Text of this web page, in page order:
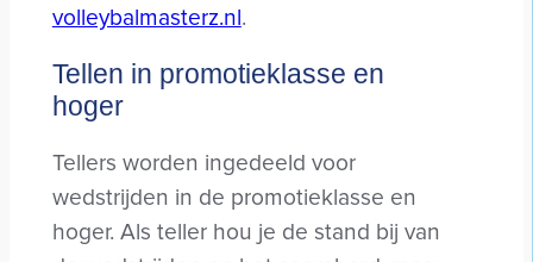
volleybalmasterz.nl.
Tellen in promotieklasse en
hoger
Tellers worden ingedeeld voor
wedstrijden in de promotieklasse en
hoger. Als teller hou je de stand bij van